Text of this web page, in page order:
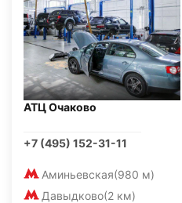
АТЦ Очаково
+7 (495) 152-31-11
Аминьевская(980 м)
Давыдково(2 км)